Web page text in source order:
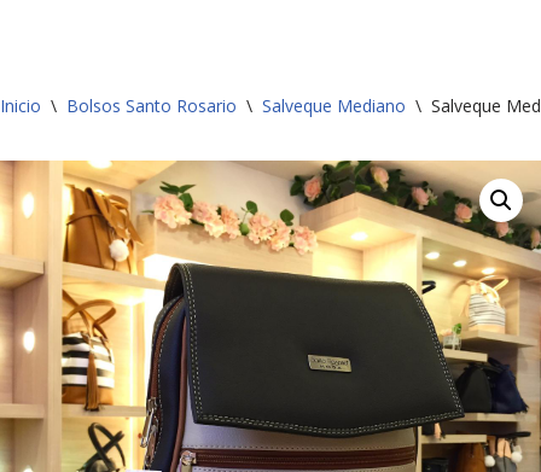
Inicio \ Bolsos Santo Rosario \ Salveque Mediano \ Salveque